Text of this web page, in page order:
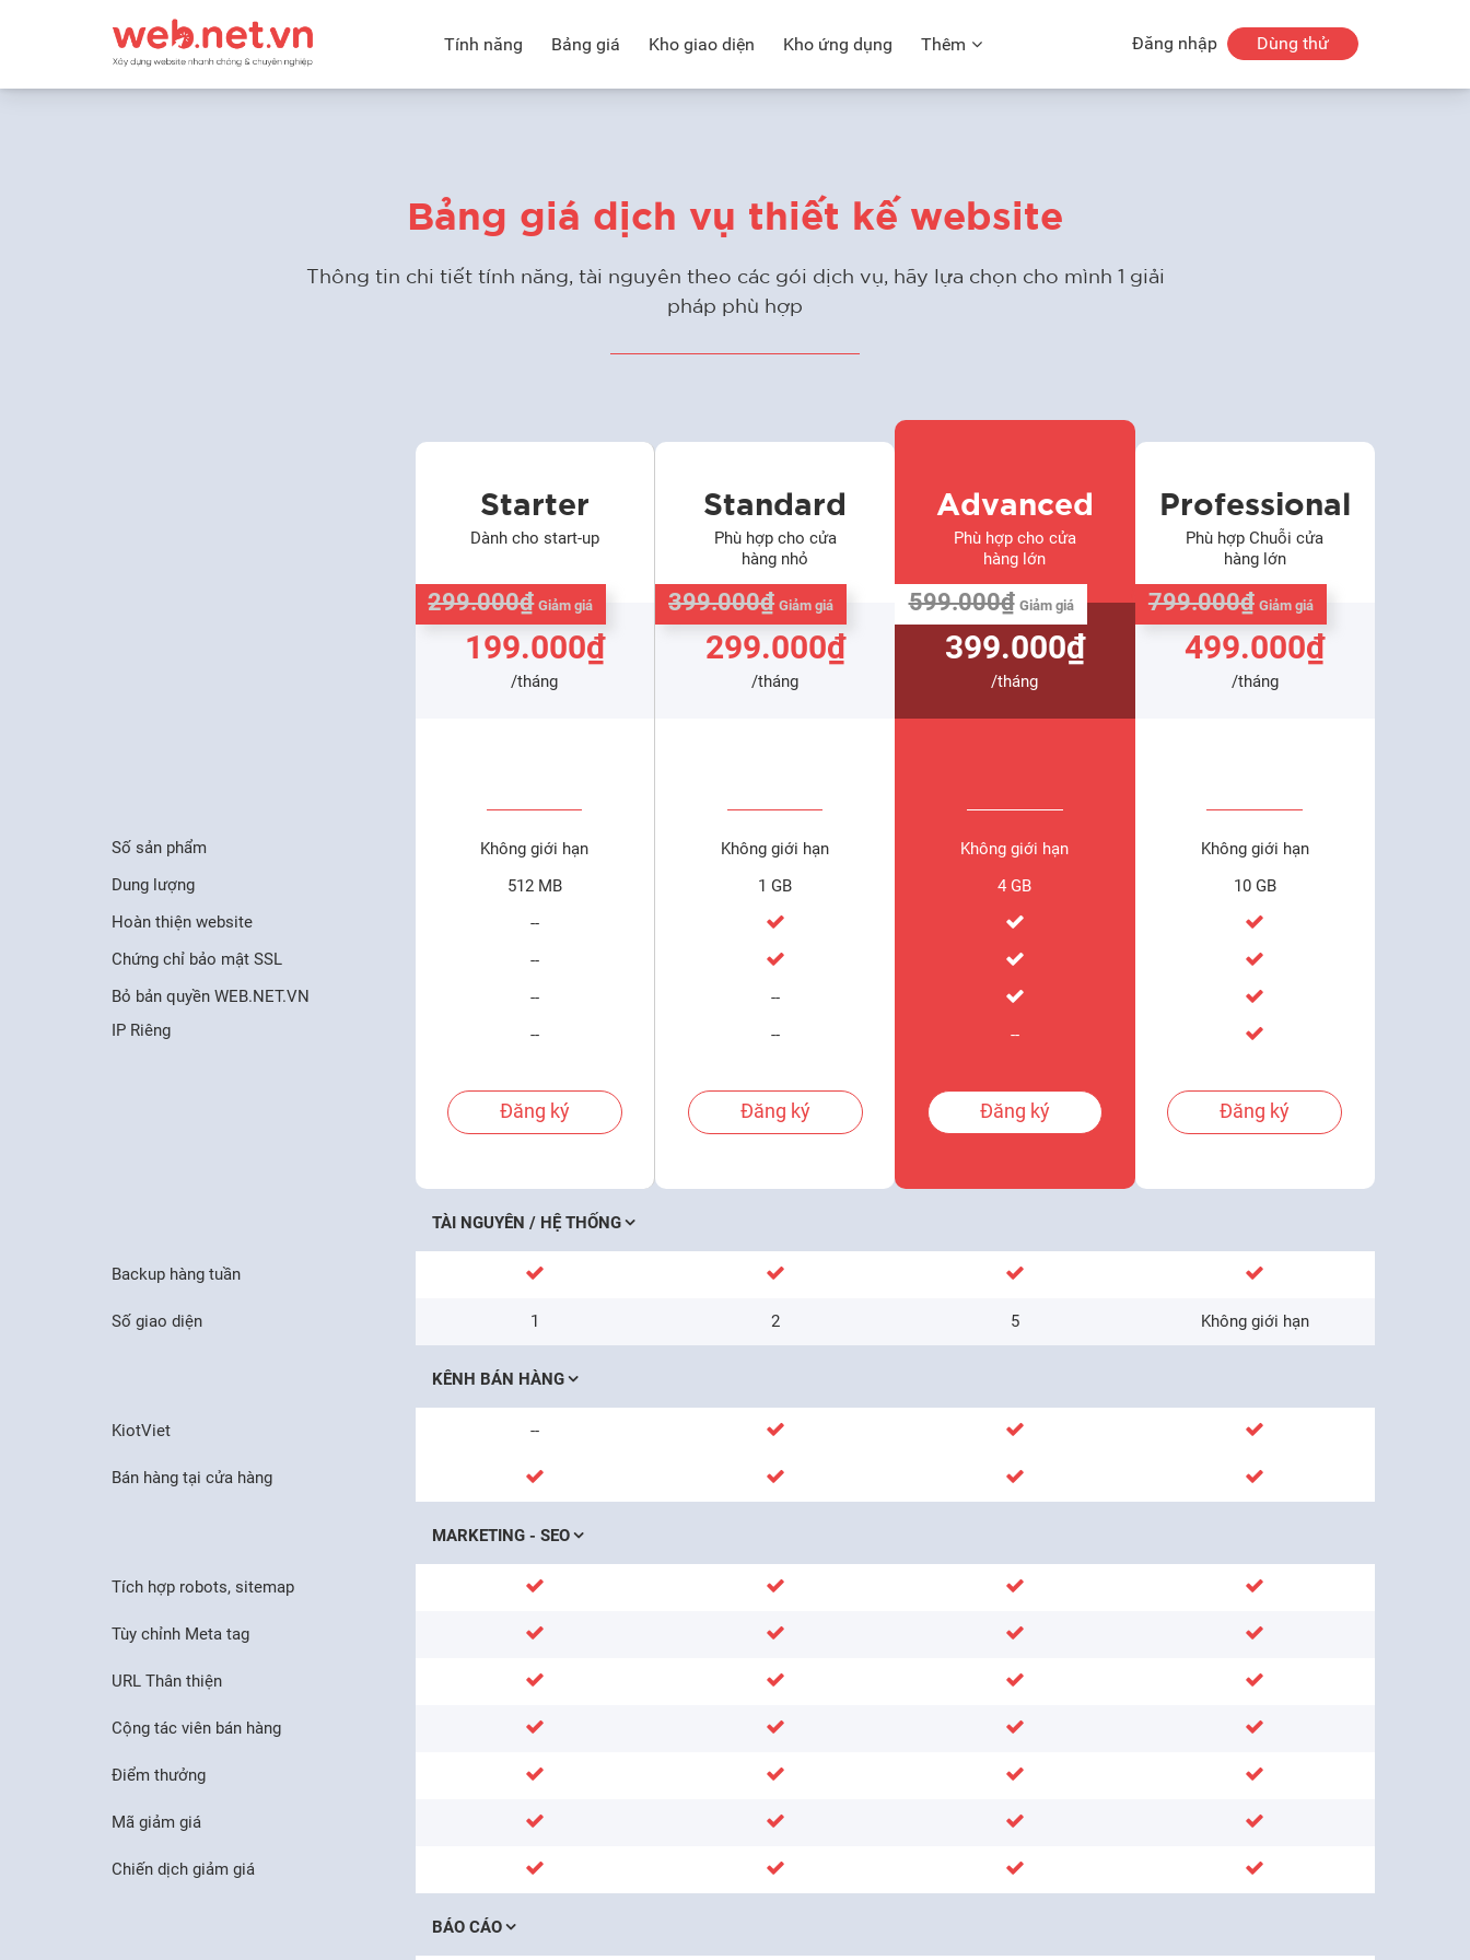
Tính năng Bảng giá Kho giao diện Kho ứng dụng Thêm Đăng nhập Dùng thử
Bảng giá dịch vụ thiết kế website
Thông tin chi tiết tính năng, tài nguyên theo các gói dịch vụ, hãy lựa chọn cho mình 1 giải
pháp phù hợp
Số sản phẩm
Dung lượng
Hoàn thiện website
Chứng chỉ bảo mật SSL
Bỏ bản quyền WEB.NET.VN
IP Riêng
Starter
Dành cho start-up
199.000₫
/tháng
299.000₫ Giảm giá
Không giới hạn
512 MB
--
--
--
--
Đăng ký
Standard
Phù hợp cho cửa
hàng nhỏ
299.000₫
/tháng
399.000₫ Giảm giá
Không giới hạn
1 GB
--
--
Đăng ký
Advanced
Phù hợp cho cửa
hàng lớn
399.000₫
/tháng
599.000₫ Giảm giá
Không giới hạn
4 GB
--
Đăng ký
Professional
Phù hợp Chuỗi cửa
hàng lớn
499.000₫
/tháng
799.000₫ Giảm giá
Không giới hạn
10 GB
Đăng ký
TÀI NGUYÊN / HỆ THỐNG
Backup hàng tuần
Số giao diện 1 2 5 Không giới hạn
KÊNH BÁN HÀNG
KiotViet
Bán hàng tại cửa hàng
--
MARKETING - SEO
Tích hợp robots, sitemap
Tùy chỉnh Meta tag
URL Thân thiện
Cộng tác viên bán hàng
Điểm thưởng
Mã giảm giá
Chiến dịch giảm giá
BÁO CÁO